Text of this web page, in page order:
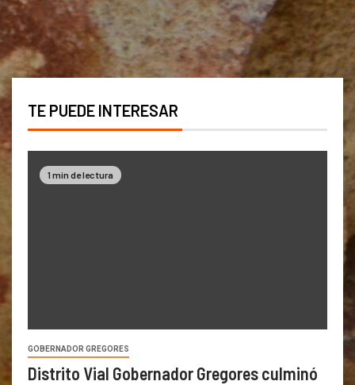
TE PUEDE INTERESAR
1 min de lectura
GOBERNADOR GREGORES
Distrito Vial Gobernador Gregores culminó